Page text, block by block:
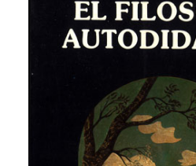
CONTACTO